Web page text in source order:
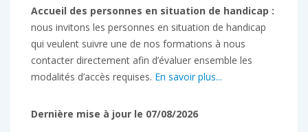
Accueil des personnes en situation de handicap :
nous invitons les personnes en situation de handicap
qui veulent suivre une de nos formations à nous
contacter directement afin d’évaluer ensemble les
modalités d’accès requises. En savoir plus...
Dernière mise à jour le 07/08/2026